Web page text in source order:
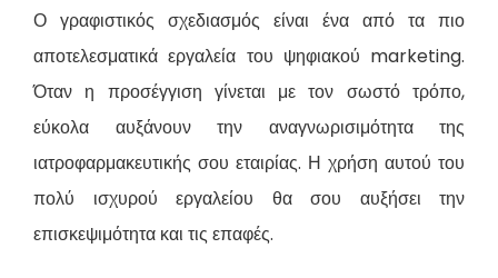
Ο γραφιστικός σχεδιασμός είναι ένα από τα πιο
αποτελεσματικά εργαλεία του ψηφιακού marketing.
Όταν η προσέγγιση γίνεται με τον σωστό τρόπο,
εύκολα αυξάνουν την αναγνωρισιμότητα της
ιατροφαρμακευτικής σου εταιρίας. Η χρήση αυτού του
πολύ ισχυρού εργαλείου θα σου αυξήσει την
επισκεψιμότητα και τις επαφές.